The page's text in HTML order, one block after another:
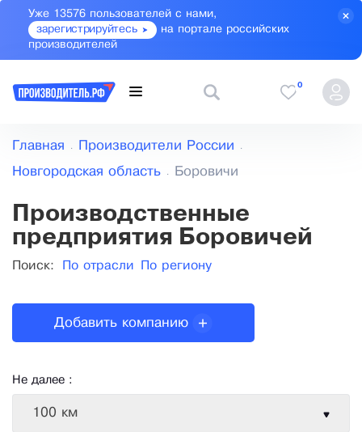
Уже 13576 пользователей с нами,
зарегистрируйтесь
на портале российских
производителей
0
Главная Производители России
Новгородская область Боровичи
Производственные
предприятия Боровичей
Поиск: По отрасли По региону
Не далее :
100 км
Добавить компанию